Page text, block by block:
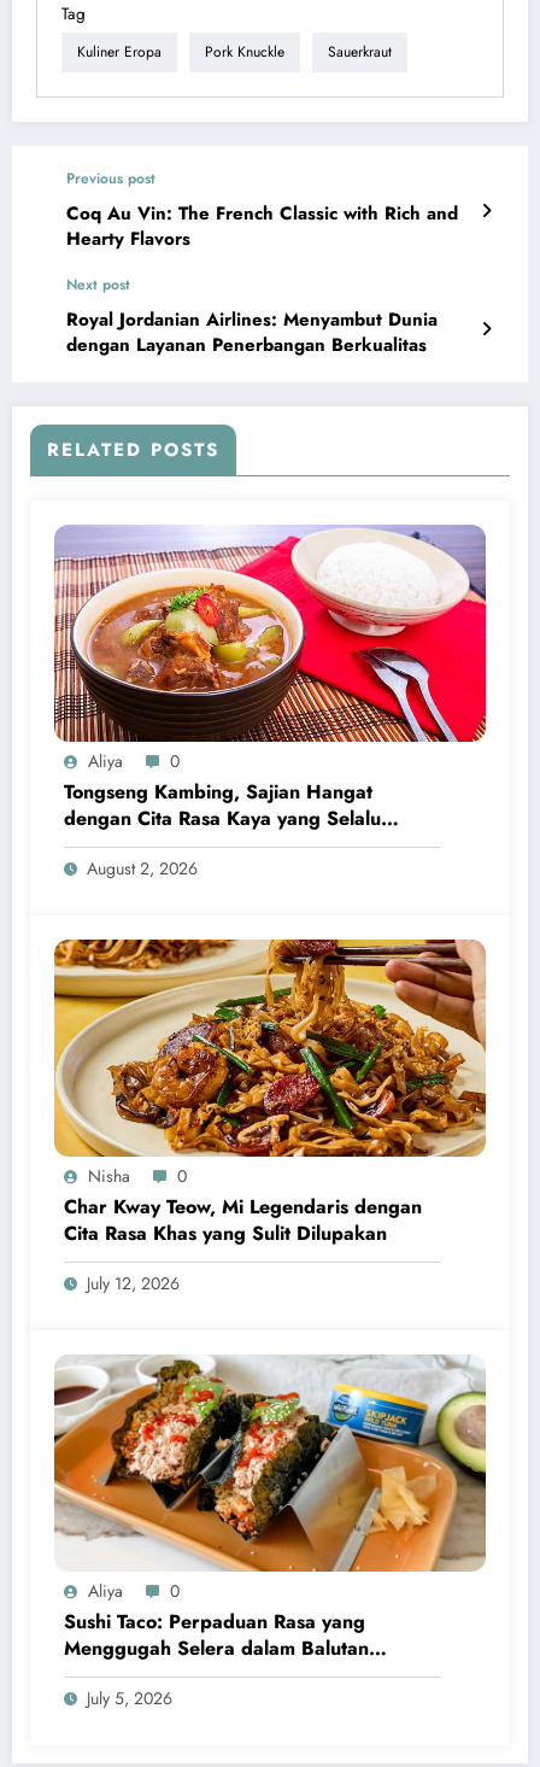
Tag
Kuliner Eropa Pork Knuckle Sauerkraut
Previous post
Coq Au Vin: The French Classic with Rich and
Hearty Flavors
Next post
Royal Jordanian Airlines: Menyambut Dunia
dengan Layanan Penerbangan Berkualitas
RELATED POSTS
Aliya 0
Tongseng Kambing, Sajian Hangat
dengan Cita Rasa Kaya yang Selalu
Menggugah Selera
August 2, 2026
Nisha 0
Char Kway Teow, Mi Legendaris dengan
Cita Rasa Khas yang Sulit Dilupakan
July 12, 2026
Aliya 0
Sushi Taco: Perpaduan Rasa yang
Menggugah Selera dalam Balutan
Kreativitas Modern
July 5, 2026